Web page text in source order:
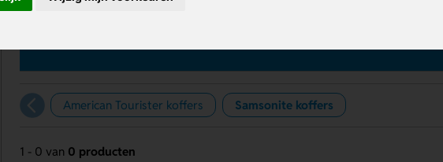
American Tourister koffers Samsonite koffers
1 - 0 van 0 producten